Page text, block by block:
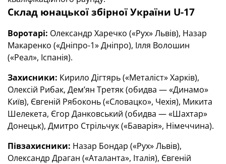
Склад юнацької збірної України U-17
Воротарі: Олександр Харечко («Рух» Львів), Назар
Макаренко («Дніпро-1» Дніпро), Ілля Волошин
(«Реал», Іспанія).
Захисники: Кирило Дігтярь («Металіст» Харків),
Олексій Рибак, Дем’ян Третяк (обидва — «Динамо»
Київ), Євгеній Рябоконь («Словацко», Чехія), Микита
Шелекета, Єгор Данковський (обидва — «Шахтар»
Донецьк), Дмитро Стрільчук («Баварія», Німеччина).
Півзахисники: Назар Бондар («Рух» Львів),
Олександр Драган («Аталанта», Італія), Євгеній